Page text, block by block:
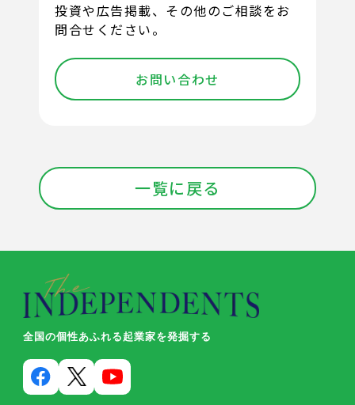
投資や広告掲載、その他のご相談をお
問合せください。
お問い合わせ
一覧に戻る
全国の個性あふれる起業家を発掘する